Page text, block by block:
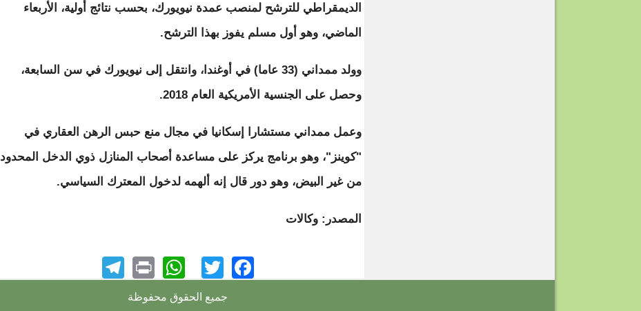
الديمقراطي للترشح لمنصب عمدة نيويورك، بحسب نتائج أولية، الأربعاء
الماضي، وهو أول مسلم يفوز بهذا الترشح.
وولد ممداني (33 عاما) في أوغندا، وانتقل إلى نيويورك في سن السابعة،
وحصل على الجنسية الأمريكية العام 2018.
وعمل ممداني مستشارا إسكانيا في مجال منع حبس الرهن العقاري في
"كوينز"، وهو برنامج يركز على مساعدة أصحاب المنازل ذوي الدخل المحدود
من غير البيض، وهو دور قال إنه ألهمه لدخول المعترك السياسي.
المصدر: وكالات
Facebook
Twitter
WhatsApp
Print
جميع الحقوق محفوظة